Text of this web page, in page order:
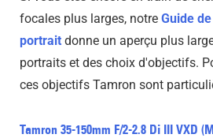
focales plus larges, notre Guide
portrait donne un aperçu plus
portraits et des choix d'objectifs.
ces objectifs Tamron sont
Tamron 35-150mm F/2-2.8 Di III VXD